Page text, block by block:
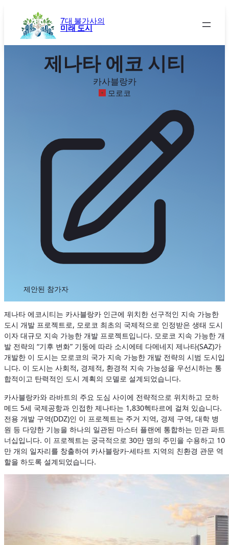
7대 불가사의
미래 도시
제나타 에코 시티
카사블랑카
모로코
제안된 참가자
제나타 에코시티는 카사블랑카 인근에 위치한 선구적인 지속 가능한
도시 개발 프로젝트로, 모로코 최초의 국제적으로 인정받은 생태 도시
이자 대규모 지속 가능한 개발 프로젝트입니다. 모로코 지속 가능한 개
발 전략의 “기후 변화” 기둥에 따라 소시에테 다메네지 제나타(SAZ)가
개발한 이 도시는 모로코의 국가 지속 가능한 개발 전략의 시범 도시입
니다. 이 도시는 사회적, 경제적, 환경적 지속 가능성을 우선시하는 통
합적이고 탄력적인 도시 계획의 모델로 설계되었습니다.
카사블랑카와 라바트의 주요 도심 사이에 전략적으로 위치하고 모하
메드 5세 국제공항과 인접한 제나타는 1,830헥타르에 걸쳐 있습니다.
전용 개발 구역(DDZ)인 이 프로젝트는 주거 지역, 경제 구역, 대학 병
원 등 다양한 기능을 하나의 일관된 마스터 플랜에 통합하는 민관 파트
너십입니다. 이 프로젝트는 궁극적으로 30만 명의 주민을 수용하고 10
만 개의 일자리를 창출하여 카사블랑카-세타트 지역의 친환경 관문 역
할을 하도록 설계되었습니다.